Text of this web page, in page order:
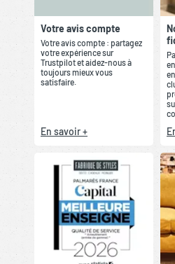
Votre avis compte
Votre avis compte : partagez
votre expérience sur
Trustpilot et aidez-nous à
toujours mieux vous
satisfaire.
En savoir +